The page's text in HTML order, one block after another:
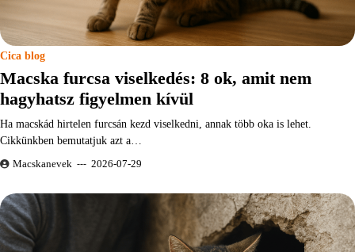
Cica blog
Macska furcsa viselkedés: 8 ok, amit nem
hagyhatsz figyelmen kívül
Ha macskád hirtelen furcsán kezd viselkedni, annak több oka is lehet.
Cikkünkben bemutatjuk azt a…
Macskanevek 2026-07-29